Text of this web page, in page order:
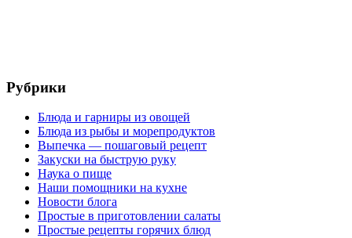
Рубрики
Блюда и гарниры из овощей
Блюда из рыбы и морепродуктов
Выпечка — пошаговый рецепт
Закуски на быструю руку
Наука о пище
Наши помощники на кухне
Новости блога
Простые в приготовлении салаты
Простые рецепты горячих блюд